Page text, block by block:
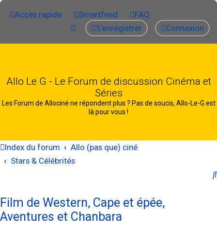
Accès rapide Smartfeed
FAQ
Connexion
S’enregistrer
Allo Le G - Le Forum de discussion Cinéma et
Séries
Les Forum de Allociné ne répondent plus ? Pas de soucis, Allo-Le-G est
là pour vous !
Index du forum
Allo (pas que) ciné
Stars & Célébrités
Film de Western, Cape et épée,
Aventures et Chanbara